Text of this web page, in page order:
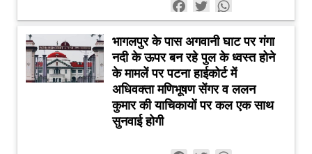
Facebook
Twitter
भागलपुर के पास अगवानी घाट पर गंगा
नदी के ऊपर बन रहे पुल के ध्वस्त होने
के मामलें पर पटना हाईकोर्ट में
अधिवक्ता मणिभूषण सेंगर व ललन
कुमार की याचिकायों पर कल एक साथ
सुनवाई होगी